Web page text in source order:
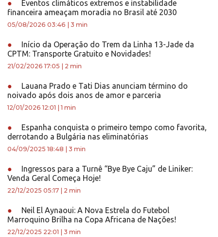
●
Eventos climáticos extremos e instabilidade
financeira ameaçam moradia no Brasil até 2030
05/08/2026 03:46 3 min
●
Início da Operação do Trem da Linha 13-Jade da
CPTM: Transporte Gratuito e Novidades!
21/02/2026 17:05 2 min
●
Lauana Prado e Tati Dias anunciam término do
noivado após dois anos de amor e parceria
12/01/2026 12:01 |1 min
●
Espanha conquista o primeiro tempo como favorita,
derrotando a Bulgária nas eliminatórias
04/09/2025 18:48 3 min
●
Ingressos para a Turnê “Bye Bye Caju” de Liniker:
Venda Geral Começa Hoje!
22/12/2025 05:17 2 min
●
Neil El Aynaoui: A Nova Estrela do Futebol
Marroquino Brilha na Copa Africana de Nações!
22/12/2025 22:01 3 min